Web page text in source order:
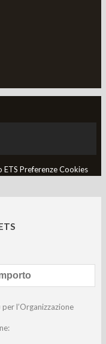
Preferenze Cookies
l’Organizzazione